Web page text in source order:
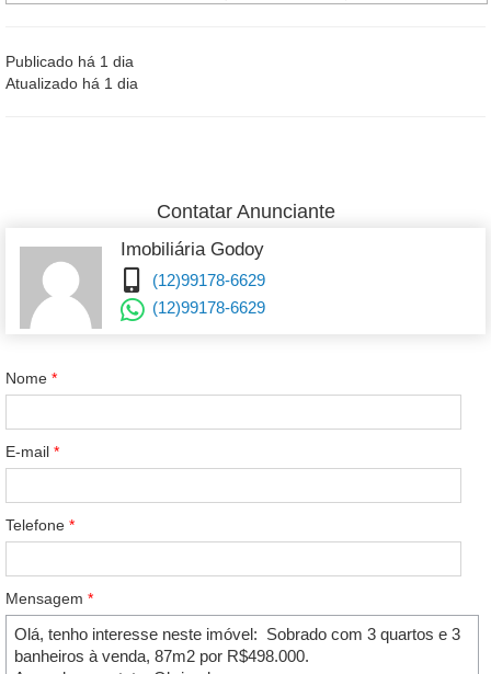
Publicado há 1 dia
Atualizado há 1 dia
Contatar Anunciante
Imobiliária Godoy
(12)99178-6629
(12)99178-6629
Nome *
E-mail *
Telefone *
Mensagem *